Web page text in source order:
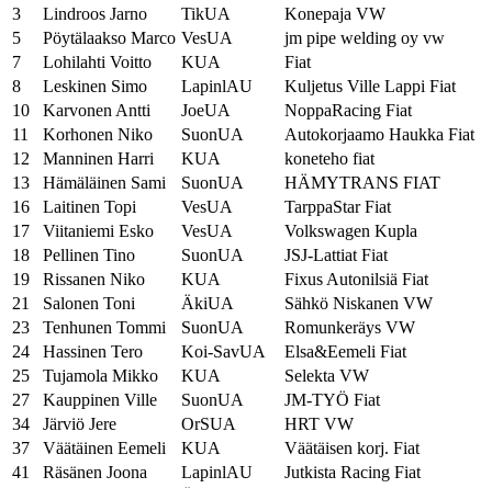
3
Lindroos Jarno TikUA
Konepaja VW
5
Pöytälaakso Marco VesUA
jm pipe welding oy vw
7
Lohilahti Voitto KUA
Fiat
8
Leskinen Simo LapinlAU
Kuljetus Ville Lappi Fiat
10
Karvonen Antti JoeUA
NoppaRacing Fiat
11
Korhonen Niko SuonUA
Autokorjaamo Haukka Fiat
12
Manninen Harri KUA
koneteho fiat
13
Hämäläinen Sami SuonUA
HÄMYTRANS FIAT
16
Laitinen Topi VesUA
TarppaStar Fiat
17
Viitaniemi Esko VesUA
Volkswagen Kupla
18
Pellinen Tino SuonUA
JSJ-Lattiat Fiat
19
Rissanen Niko KUA
Fixus Autonilsiä Fiat
21
Salonen Toni ÄkiUA
Sähkö Niskanen VW
23
Tenhunen Tommi SuonUA
Romunkeräys VW
24
Hassinen Tero Koi-SavUA
Elsa&Eemeli Fiat
25
Tujamola Mikko KUA
Selekta VW
27
Kauppinen Ville SuonUA
JM-TYÖ Fiat
34
Järviö Jere OrSUA
HRT VW
37
Väätäinen Eemeli KUA
Väätäisen korj. Fiat
41
Räsänen Joona LapinlAU
Jutkista Racing Fiat